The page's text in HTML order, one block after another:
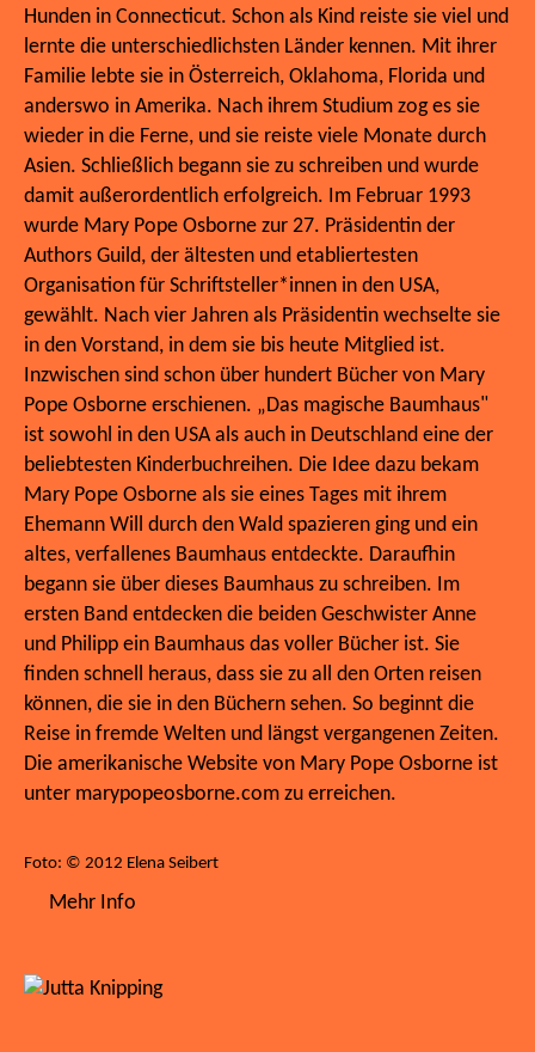
Hunden in Connecticut. Schon als Kind reiste sie viel und
lernte die unterschiedlichsten Länder kennen. Mit ihrer
Familie lebte sie in Österreich, Oklahoma, Florida und
anderswo in Amerika. Nach ihrem Studium zog es sie
wieder in die Ferne, und sie reiste viele Monate durch
Asien. Schließlich begann sie zu schreiben und wurde
damit außerordentlich erfolgreich. Im Februar 1993
wurde Mary Pope Osborne zur 27. Präsidentin der
Authors Guild, der ältesten und etabliertesten
Organisation für Schriftsteller*innen in den USA,
gewählt. Nach vier Jahren als Präsidentin wechselte sie
in den Vorstand, in dem sie bis heute Mitglied ist.
Inzwischen sind schon über hundert Bücher von Mary
Pope Osborne erschienen. „Das magische Baumhaus"
ist sowohl in den USA als auch in Deutschland eine der
beliebtesten Kinderbuchreihen. Die Idee dazu bekam
Mary Pope Osborne als sie eines Tages mit ihrem
Ehemann Will durch den Wald spazieren ging und ein
altes, verfallenes Baumhaus entdeckte. Daraufhin
begann sie über dieses Baumhaus zu schreiben. Im
ersten Band entdecken die beiden Geschwister Anne
und Philipp ein Baumhaus das voller Bücher ist. Sie
finden schnell heraus, dass sie zu all den Orten reisen
können, die sie in den Büchern sehen. So beginnt die
Reise in fremde Welten und längst vergangenen Zeiten.
Die amerikanische Website von Mary Pope Osborne ist
unter marypopeosborne.com zu erreichen.
Foto: © 2012 Elena Seibert
Mehr Info